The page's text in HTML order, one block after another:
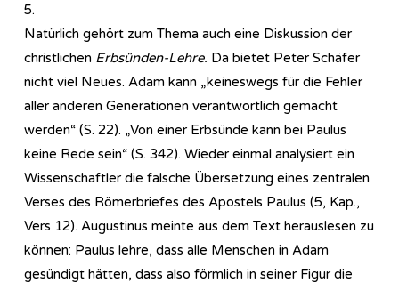
5.
Natürlich gehört zum Thema auch eine Diskussion der
christlichen Erbsünden-Lehre. Da bietet Peter Schäfer
nicht viel Neues. Adam kann „keineswegs für die Fehler
aller anderen Generationen verantwortlich gemacht
werden“ (S. 22). „Von einer Erbsünde kann bei Paulus
keine Rede sein“ (S. 342). Wieder einmal analysiert ein
Wissenschaftler die falsche Übersetzung eines zentralen
Verses des Römerbriefes des Apostels Paulus (5, Kap.,
Vers 12). Augustinus meinte aus dem Text herauslesen zu
können: Paulus lehre, dass alle Menschen in Adam
gesündigt hätten, dass also förmlich in seiner Figur die